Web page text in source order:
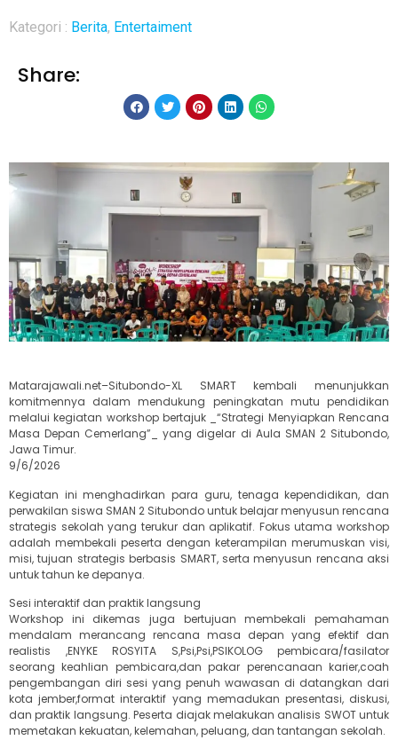
Kategori : Berita, Entertaiment
Share:
Matarajawali.net–Situbondo-XL SMART kembali menunjukkan
komitmennya dalam mendukung peningkatan mutu pendidikan
melalui kegiatan workshop bertajuk _“Strategi Menyiapkan Rencana
Masa Depan Cemerlang”_ yang digelar di Aula SMAN 2 Situbondo,
Jawa Timur.
9/6/2026
Kegiatan ini menghadirkan para guru, tenaga kependidikan, dan
perwakilan siswa SMAN 2 Situbondo untuk belajar menyusun rencana
strategis sekolah yang terukur dan aplikatif. Fokus utama workshop
adalah membekali peserta dengan keterampilan merumuskan visi,
misi, tujuan strategis berbasis SMART, serta menyusun rencana aksi
untuk tahun ke depanya.
Sesi interaktif dan praktik langsung
Workshop ini dikemas juga bertujuan membekali pemahaman
mendalam merancang rencana masa depan yang efektif dan
realistis ,ENYKE ROSYITA S,Psi,Psi,PSIKOLOG pembicara/fasilator
seorang keahlian pembicara,dan pakar perencanaan karier,coah
pengembangan diri sesi yang penuh wawasan di datangkan dari
kota jember,format interaktif yang memadukan presentasi, diskusi,
dan praktik langsung. Peserta diajak melakukan analisis SWOT untuk
memetakan kekuatan, kelemahan, peluang, dan tantangan sekolah.